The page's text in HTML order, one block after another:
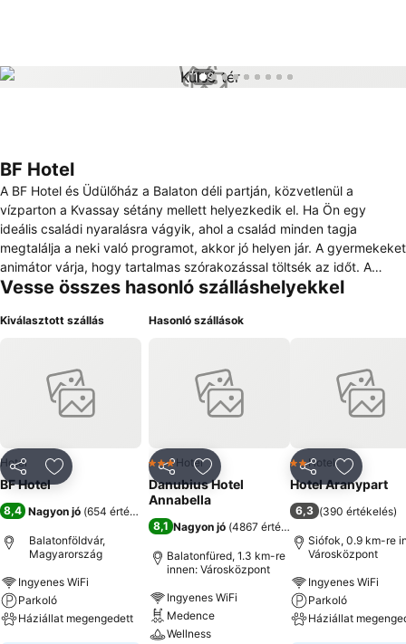
1 / 9
BF Hotel
A BF Hotel és Üdülőház a Balaton déli partján, közvetlenül a
vízparton a Kvassay sétány mellett helyezkedik el. Ha Ön egy
ideális családi nyaralásra vágyik, ahol a család minden tagja
megtalálja a neki való programot, akkor jó helyen jár. A gyermekeket
animátor várja, hogy tartalmas szórakozással töltsék az időt. A
kisebbek számára akár felügyeletet is biztosítunk. Ha csak
minket választanak. 30 db fürdőszobás (zuhanyzós) LED/LCD Tv-
mindent megtesz a vendégeink kényelméért.
Vesse összes hasonló szálláshelyekkel
Kiválasztott szállás
MegosztásHozzáadás a kedvencekhez
Hotel
BF Hotel
8,4 Nagyon jó (654 értékelés
Balatonföldvár,
Magyarország
Ingyenes WiFi
Parkoló
Háziállat megengedett
Hasonló szállások
MegosztásHozzáadás a kedvencekhez
3 Kategória
Hotel
Danubius Hotel
Annabella
8,1 Nagyon jó (4867 értékelés
Balatonfüred, 1.3 km-re
innen: Városközpont
Ingyenes WiFi
Medence
Wellness
Megosztás
2 Kategória
Hotel
Hotel Aranypart
6,3 (390 értékelés)
Siófok, 0.9 km-re
Városközpont
Ingyenes WiFi
Parkoló
Háziállat